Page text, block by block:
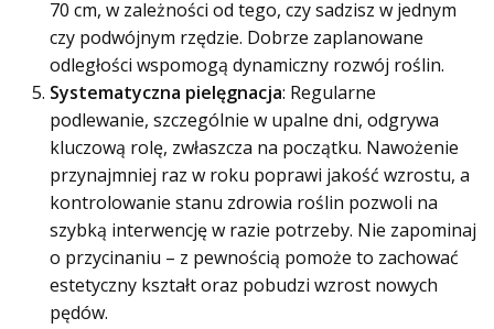
70 cm, w zależności od tego, czy sadzisz w jednym
czy podwójnym rzędzie. Dobrze zaplanowane
odległości wspomogą dynamiczny rozwój roślin.
Systematyczna pielęgnacja: Regularne
podlewanie, szczególnie w upalne dni, odgrywa
kluczową rolę, zwłaszcza na początku. Nawożenie
przynajmniej raz w roku poprawi jakość wzrostu, a
kontrolowanie stanu zdrowia roślin pozwoli na
szybką interwencję w razie potrzeby. Nie zapominaj
o przycinaniu – z pewnością pomoże to zachować
estetyczny kształt oraz pobudzi wzrost nowych
pędów.